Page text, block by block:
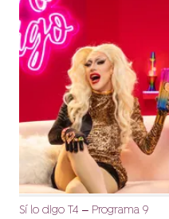
Sí lo digo T4 – Programa 9